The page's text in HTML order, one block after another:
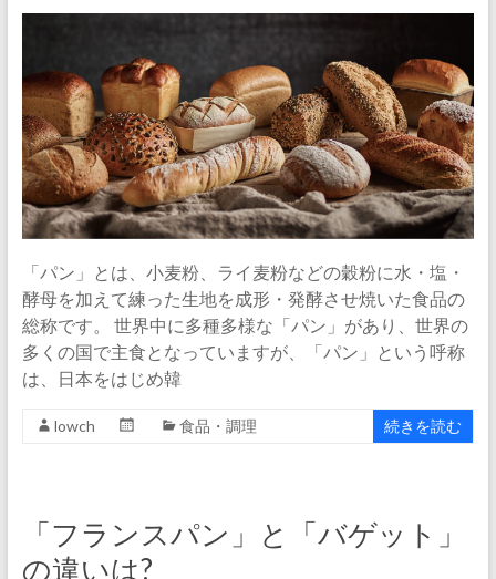
「パン」とは、小麦粉、ライ麦粉などの穀粉に水・塩・
酵母を加えて練った生地を成形・発酵させ焼いた食品の
総称です。 世界中に多種多様な「パン」があり、世界の
多くの国で主食となっていますが、「パン」という呼称
は、日本をはじめ韓
lowch 食品・調理 続きを読む
「フランスパン」と「バゲット」
の違いは?